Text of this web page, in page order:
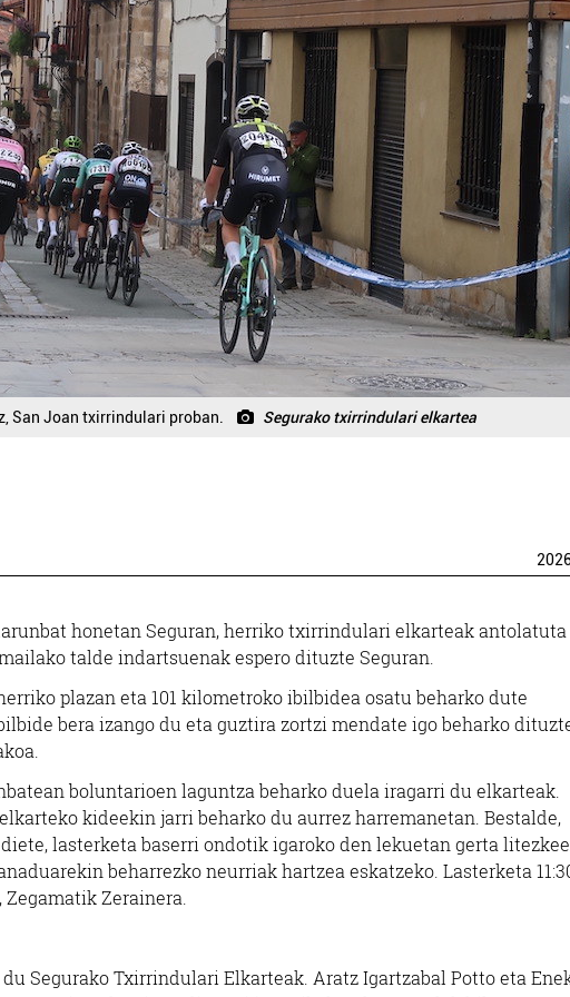
San Joan txirrindulari proban. Segurako txirrindulari elkartea
honetan Seguran, herriko txirrindulari elkarteak antolatuta
talde indartsuenak espero dituzte Seguran.
plazan eta 101 kilometroko ibilbidea osatu beharko dute
bera izango du eta guztira zortzi mendate igo beharko
boluntarioen laguntza beharko duela iragarri du elkarteak.
kideekin jarri beharko du aurrez harremanetan. Bestalde,
lasterketa baserri ondotik igaroko den lekuetan gerta
beharrezko neurriak hartzea eskatzeko. Lasterketa
Zerainera.
Segurako Txirrindulari Elkarteak. Aratz Igartzabal Potto eta